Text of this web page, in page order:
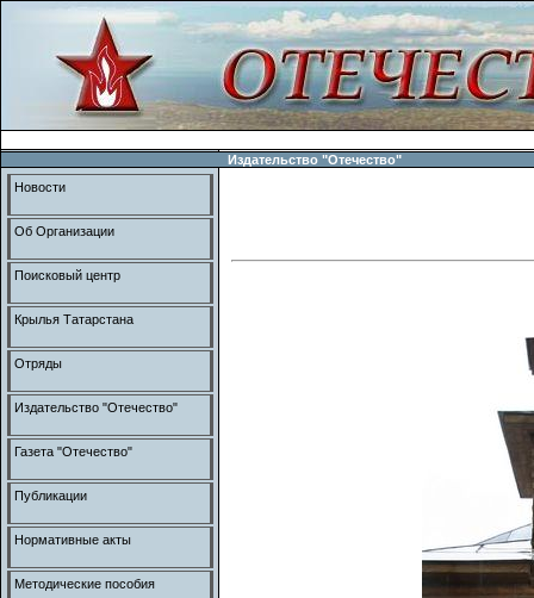
Издательство "Отечество"
Новости
Об Организации
Поисковый центр
Крылья Татарстана
Отряды
Издательство "Отечество"
Газета "Отечество"
Публикации
Нормативные акты
Методические пособия